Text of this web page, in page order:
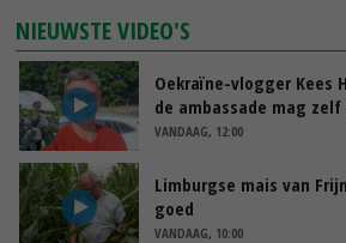
NIEUWSTE VIDEO'S
Oekraïne-vlogger Kees
de ambassade mag
VANDAAG, 12:00
Limburgse mais van
goed
VANDAAG, 10:00